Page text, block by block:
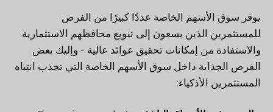
يوفر سوق الأسهم الخاصة عددًا كبيرًا من الفرص
للمستثمرين الذين يسعون إلى تنويع محافظهم الاستثمارية
والاستفادة من إمكانات تحقيق عوائد عالية - وإليك بعض
الفرص الجذابة داخل سوق الأسهم الخاصة التي تجذب انتباه
المستثمرين الأذكياء: